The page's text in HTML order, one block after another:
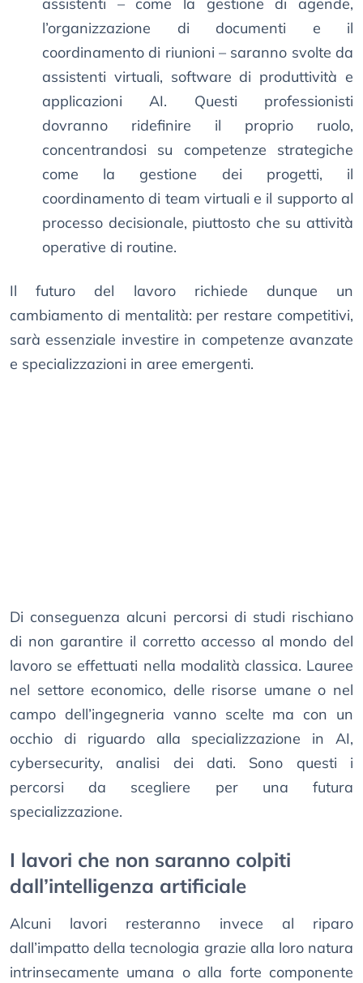
assistenti – come la gestione di agende,
l’organizzazione di documenti e il
coordinamento di riunioni – saranno svolte da
assistenti virtuali, software di produttività e
applicazioni AI. Questi professionisti
dovranno ridefinire il proprio ruolo,
concentrandosi su competenze strategiche
come la gestione dei progetti, il
coordinamento di team virtuali e il supporto al
processo decisionale, piuttosto che su attività
operative di routine.
Il futuro del lavoro richiede dunque un
cambiamento di mentalità: per restare competitivi,
sarà essenziale investire in competenze avanzate
e specializzazioni in aree emergenti.
Di conseguenza alcuni percorsi di studi rischiano
di non garantire il corretto accesso al mondo del
lavoro se effettuati nella modalità classica. Lauree
nel settore economico, delle risorse umane o nel
campo dell’ingegneria vanno scelte ma con un
occhio di riguardo alla specializzazione in AI,
cybersecurity, analisi dei dati. Sono questi i
percorsi da scegliere per una futura
specializzazione.
I lavori che non saranno colpiti
dall’intelligenza artificiale
Alcuni lavori resteranno invece al riparo
dall’impatto della tecnologia grazie alla loro natura
intrinsecamente umana o alla forte componente